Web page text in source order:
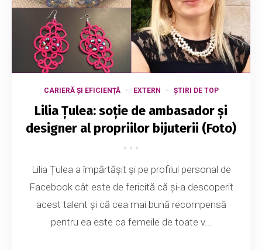
CARIERĂ ȘI EFICIENȚĂ EXTERN ȘTIRI DE TOP
Lilia Țulea: soție de ambasador și
designer al propriilor bijuterii (Foto)
Lilia Țulea a împărtășit și pe profilul personal de
Facebook cât este de fericită că și-a descoperit
acest talent și că cea mai bună recompensă
pentru ea este ca femeile de toate v...